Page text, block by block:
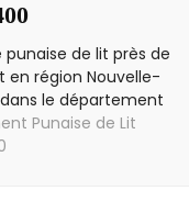
de lit près de
en région Nouvelle-
le département
Punaise de Lit